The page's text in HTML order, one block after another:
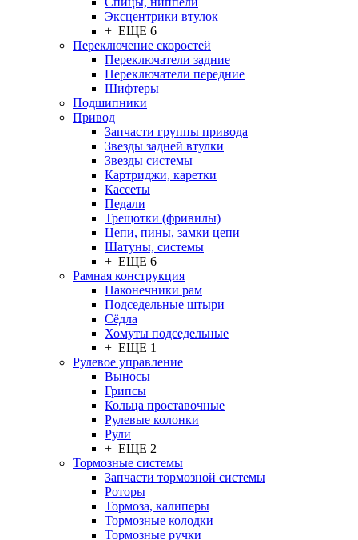
Эксцентрики втулок
+ ЕЩЕ 6
Переключение скоростей
Переключатели задние
Переключатели передние
Шифтеры
Подшипники
Привод
Запчасти группы привода
Звезды задней втулки
Звезды системы
Картриджи, каретки
Кассеты
Педали
Трещотки (фривилы)
Цепи, пины, замки цепи
Шатуны, системы
+ ЕЩЕ 6
Рамная конструкция
Наконечники рам
Подседельные штыри
Сёдла
Хомуты подседельные
+ ЕЩЕ 1
Рулевое управление
Выносы
Грипсы
Кольца проставочные
Рулевые колонки
Рули
+ ЕЩЕ 2
Тормозные системы
Запчасти тормозной системы
Роторы
Тормоза, калиперы
Тормозные колодки
Тормозные ручки